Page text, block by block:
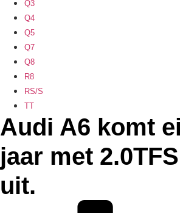
Q3
Q4
Q5
Q7
Q8
R8
RS/S
TT
Audi A6 komt
jaar met
uit.